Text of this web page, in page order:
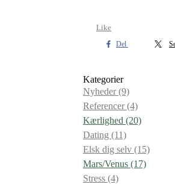
Like
Del
Kategorier
Nyheder(9)
Referencer(4)
Kærlighed (20)
Dating (11)
Elsk dig selv (15)
Mars/Venus (17)
Stress (4)